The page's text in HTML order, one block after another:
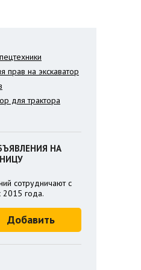
прав на экскаватор
для трактора
НА
сотрудничают с
2015 года.
Добавить